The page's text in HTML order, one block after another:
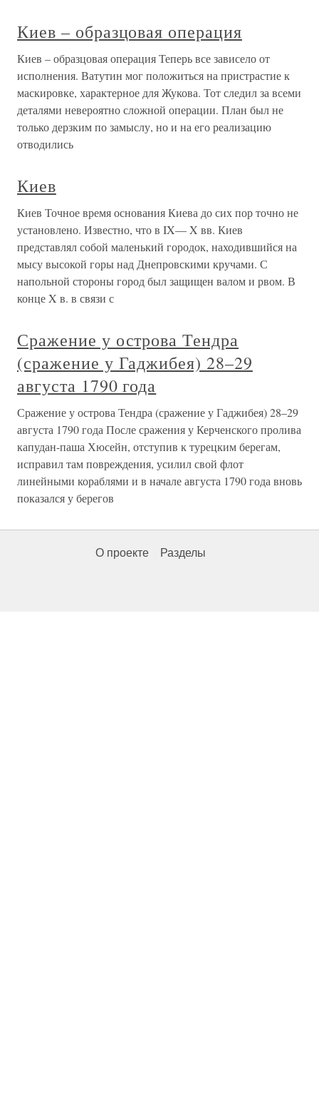
Киев – образцовая операция
Киев – образцовая операция Теперь все зависело от
исполнения. Ватутин мог положиться на пристрастие к
маскировке, характерное для Жукова. Тот следил за всеми
деталями невероятно сложной операции. План был не
только дерзким по замыслу, но и на его реализацию
отводились
Киев
Киев Точное время основания Киева до сих пор точно не
установлено. Известно, что в IX— X вв. Киев
представлял собой маленький городок, находившийся на
мысу высокой горы над Днепровскими кручами. С
напольной стороны город был защищен валом и рвом. В
конце X в. в связи с
Сражение у острова Тендра
(сражение у Гаджибея) 28–29
августа 1790 года
Сражение у острова Тендра (сражение у Гаджибея) 28–29
августа 1790 года После сражения у Керченского пролива
капудан-паша Хюсейн, отступив к турецким берегам,
исправил там повреждения, усилил свой флот
линейными кораблями и в начале августа 1790 года вновь
показался у берегов
О проекте Разделы